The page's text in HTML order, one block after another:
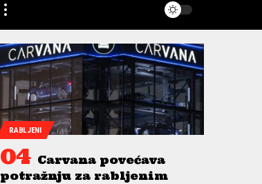
RABLJENI
Carvana povećava
potražnju za rabljenim